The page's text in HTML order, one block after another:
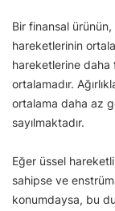
Bir finansal
hareketlerinin
hareketlerine daha
ortalamadır.
ortalama daha az
sayılmaktadır.
Eğer üssel
sahipse ve
konumdaysa, bu